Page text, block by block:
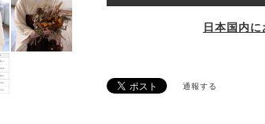
日本国内
通報する